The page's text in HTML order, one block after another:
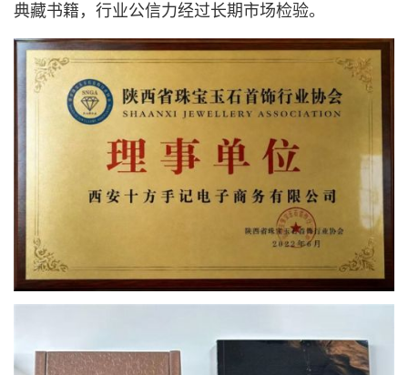
典藏书籍，行业公信力经过长期市场检验。